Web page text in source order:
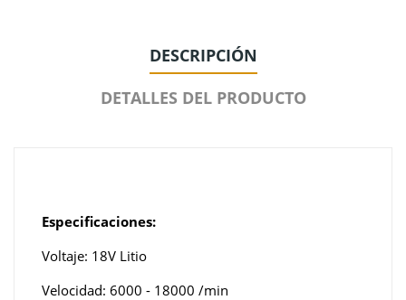
DESCRIPCIÓN
DETALLES DEL PRODUCTO
Especificaciones:
Voltaje: 18V Litio
Velocidad: 6000 - 18000 /min